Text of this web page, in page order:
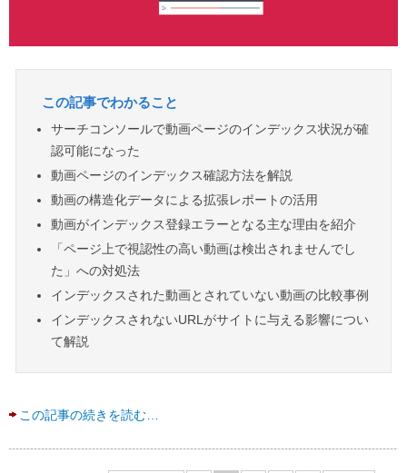
この記事でわかること
サーチコンソールで動画ページのインデックス状況が確
認可能になった
動画ページのインデックス確認方法を解説
動画の構造化データによる拡張レポートの活用
動画がインデックス登録エラーとなる主な理由を紹介
「ページ上で視認性の高い動画は検出されませんでし
た」への対処法
インデックスされた動画とされていない動画の比較事例
インデックスされないURLがサイトに与える影響につい
て解説
この記事の続きを読む…